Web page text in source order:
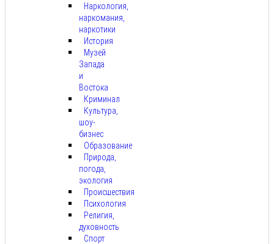
Наркология,
наркомания,
наркотики
История
Музей
Запада
и
Востока
Криминал
Культура,
шоу-
бизнес
Образование
Природа,
погода,
экология
Происшествия
Психология
Религия,
духовность
Спорт